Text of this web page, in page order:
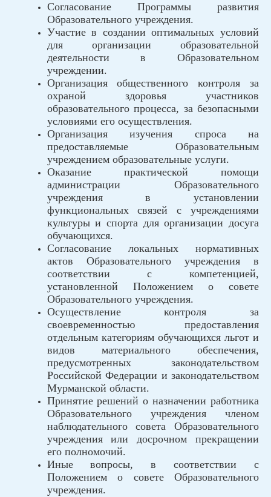
Согласование Программы развития
Образовательного учреждения.
Участие в создании оптимальных условий
для организации образовательной
деятельности в Образовательном
учреждении.
Организация общественного контроля за
охраной здоровья участников
образовательного процесса, за безопасными
условиями его осуществления.
Организация изучения спроса на
предоставляемые Образовательным
учреждением образовательные услуги.
Оказание практической помощи
администрации Образовательного
учреждения в установлении
функциональных связей с учреждениями
культуры и спорта для организации досуга
обучающихся.
Согласование локальных нормативных
актов Образовательного учреждения в
соответствии с компетенцией,
установленной Положением о совете
Образовательного учреждения.
Осуществление контроля за
своевременностью предоставления
отдельным категориям обучающихся льгот и
видов материального обеспечения,
предусмотренных законодательством
Российской Федерации и законодательством
Мурманской области.
Принятие решений о назначении работника
Образовательного учреждения членом
наблюдательного совета Образовательного
учреждения или досрочном прекращении
его полномочий.
Иные вопросы, в соответствии с
Положением о совете Образовательного
учреждения.